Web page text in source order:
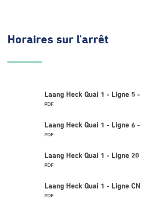
Horaires sur l'arrêt
Laang Heck Quai 1 - Ligne 5 -
PDF
Laang Heck Quai 1 - Ligne 6 -
PDF
Laang Heck Quai 1 - Ligne 20
PDF
Laang Heck Quai 1 - Ligne
PDF